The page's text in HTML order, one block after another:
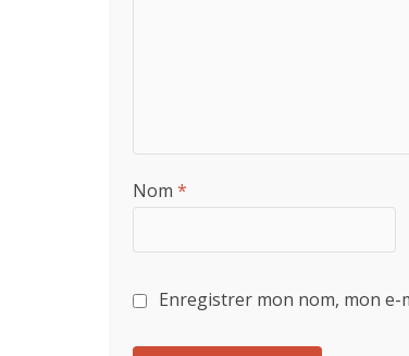
Nom *
Enregistrer mon nom, mon